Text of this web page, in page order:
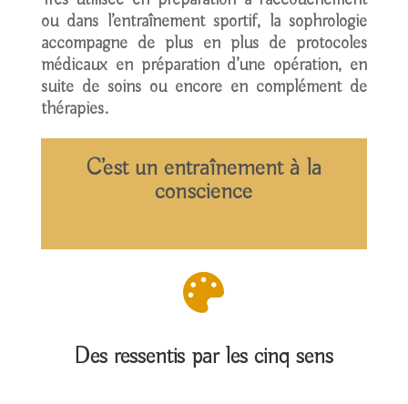
ou dans l’entraînement sportif, la sophrologie
accompagne de plus en plus de protocoles
médicaux en préparation d’une opération, en
suite de soins ou encore en complément de
thérapies.
C’est un entraînement à la
conscience

Des ressentis par les cinq sens